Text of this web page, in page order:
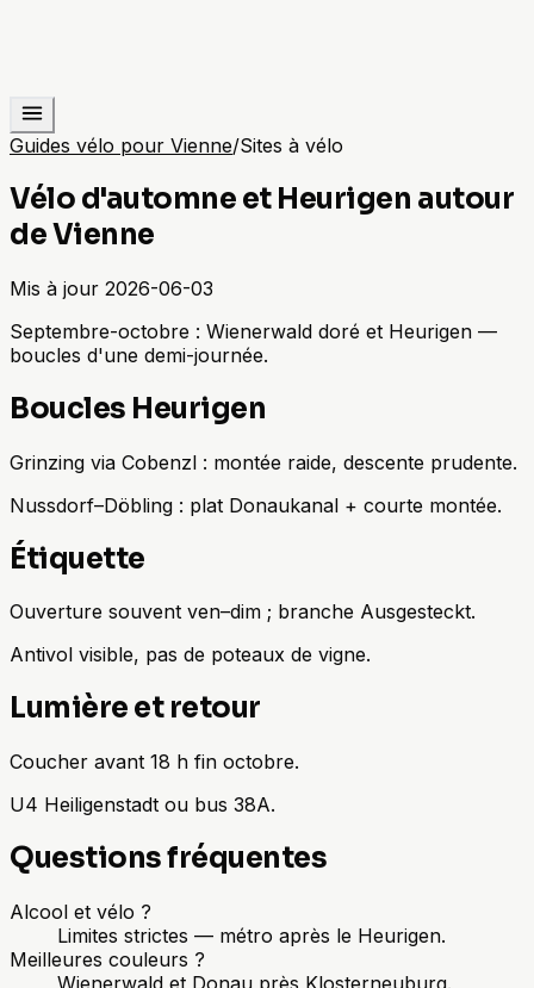
Guides vélo pour Vienne/Sites à vélo
Vélo d'automne et Heurigen autour
de Vienne
Mis à jour 2026-06-03
Septembre-octobre : Wienerwald doré et Heurigen —
boucles d'une demi-journée.
Boucles Heurigen
Grinzing via Cobenzl : montée raide, descente prudente.
Nussdorf–Döbling : plat Donaukanal + courte montée.
Étiquette
Ouverture souvent ven–dim ; branche Ausgesteckt.
Antivol visible, pas de poteaux de vigne.
Lumière et retour
Coucher avant 18 h fin octobre.
U4 Heiligenstadt ou bus 38A.
Questions fréquentes
Alcool et vélo ?
Limites strictes — métro après le Heurigen.
Meilleures couleurs ?